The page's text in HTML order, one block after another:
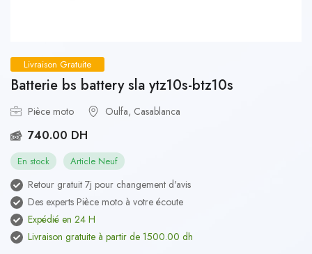
Livraison Gratuite
Batterie bs battery sla ytz10s-btz10s
Pièce moto Oulfa, Casablanca
740.00 DH
En stock Article Neuf
Retour gratuit 7j pour changement d'avis
Des experts Pièce moto à votre écoute
Expédié en 24 H
Livraison gratuite à partir de 1500.00 dh